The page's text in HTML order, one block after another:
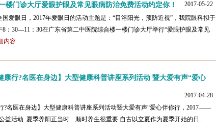
楼门诊大厅爱眼护眼及常见眼病防治免费活动约定你！
2017-05-22
爱眼日，2017年爱眼日的活动主题是：“目浴阳光，预防近视”，我院眼科拟于
8：30—11：30在广东省第二中医院综合楼一楼门诊大厅举行“爱眼护眼及常见
内容
康行?名医在身边】大型健康科普讲座系列活动 暨大爱有声“爱心
2017-04-28
?名医在身边】大型健康科普讲座系列活动暨大爱有声“爱心伴你行，2017——
益活动 夏季养阳正当时 顺时养生很重要 自古以立夏作为夏季开始的日...